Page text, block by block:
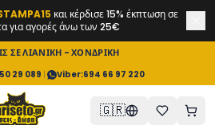
και κέρδισε 15% έκπτωση σε
για αγορές άνω των 25€
ΣΕ ΛΙΑΝΙΚΗ - ΧΟΝΔΡΙΚΗ
29 089 | Viber:694 66 97 220
🇬🇷